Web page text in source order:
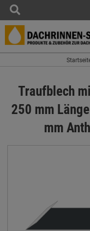
Traufblech
250 mm
mm